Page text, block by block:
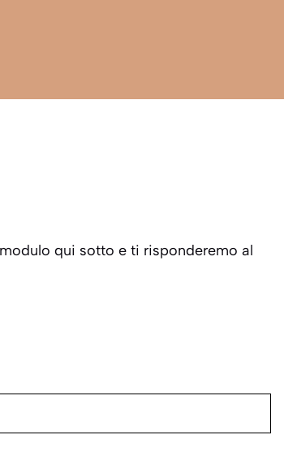
qui sotto e ti risponderemo al